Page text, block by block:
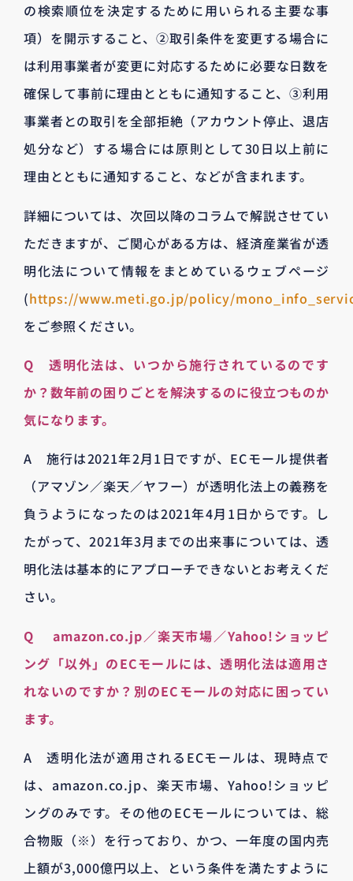
の検索順位を決定するために用いられる主要な事
項）を開示すること、②取引条件を変更する場合に
は利用事業者が変更に対応するために必要な日数を
確保して事前に理由とともに通知すること、③利用
事業者との取引を全部拒絶（アカウント停止、退店
処分など）する場合には原則として30日以上前に
理由とともに通知すること、などが含まれます。
詳細については、次回以降のコラムで解説させてい
ただきますが、ご関心がある方は、経済産業省が透
明化法について情報をまとめているウェブページ
(https://www.meti.go.jp/policy/
をご参照ください。
Q 透明化法は、いつから施行されているのです
か？数年前の困りごとを解決するのに役立つものか
気になります。
A 施行は2021年2月1日ですが、ECモール提供者
（アマゾン／楽天／ヤフー）が透明化法上の義務を
負うようになったのは2021年4月1日からです。し
たがって、2021年3月までの出来事については、透
明化法は基本的にアプローチできないとお考えくだ
さい。
Q amazon.co.jp／楽天市場／Yahoo!ショッピ
ング「以外」のECモールには、透明化法は適用さ
れないのですか？別のECモールの対応に困ってい
ます。
A 透明化法が適用されるECモールは、現時点で
は、amazon.co.jp、楽天市場、Yahoo!ショッピ
ングのみです。その他のECモールについては、総
合物販（※）を行っており、かつ、一年度の国内売
上額が3,000億円以上、という条件を満たすように